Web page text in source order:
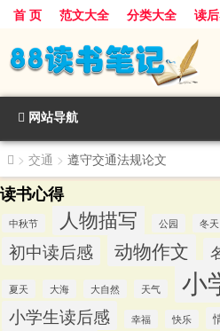
首 页 范文大全 分类大全 读
景物描写
话题作文 人物描写
节日作文
网站导航
> 交通 > 遵守交通法规论文
读书心得
中秋节 人物描写 公园 冬天
初中读后感 动物作文
夏天 大海 大自然 天气 小
小学生读后感 幸福 快乐